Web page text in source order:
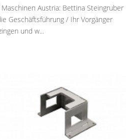
Austria: Bettina Steingruber
Geschäftsführung / Ihr Vorgänger
und w...